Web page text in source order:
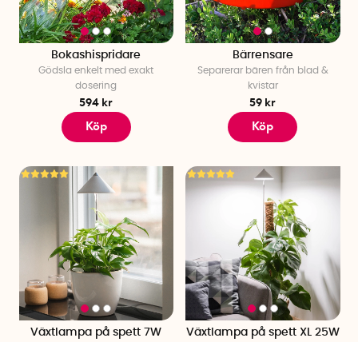
Bokashispridare
Gödsla enkelt med exakt
dosering
594 kr
Köp
Bärrensare
Separerar bären från blad &
kvistar
59 kr
Köp
Växtlampa på spett 7W Växtlampa på spett XL 25W